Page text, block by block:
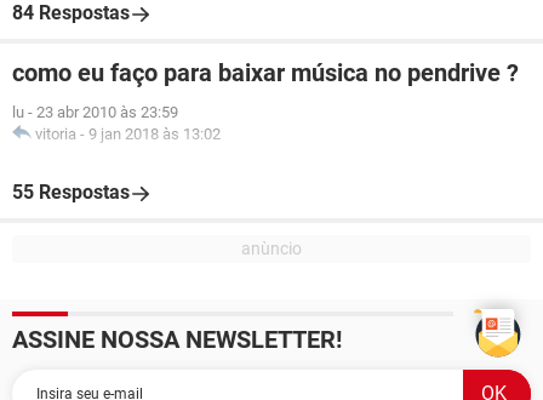
84 Respostas
como eu faço para baixar música no pendrive ?
lu - 23 abr 2010 às 23:59
vitoria - 9 jan 2018 às 13:02
55 Respostas
ASSINE NOSSA NEWSLETTER!